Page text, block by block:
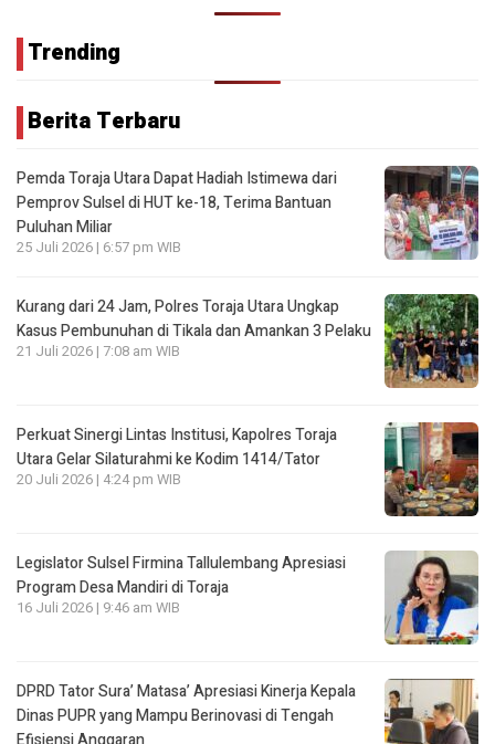
Trending
Berita Terbaru
Pemda Toraja Utara Dapat Hadiah Istimewa dari
Pemprov Sulsel di HUT ke-18, Terima Bantuan
Puluhan Miliar
25 Juli 2026 | 6:57 pm WIB
Kurang dari 24 Jam, Polres Toraja Utara Ungkap
Kasus Pembunuhan di Tikala dan Amankan 3 Pelaku
21 Juli 2026 | 7:08 am WIB
Perkuat Sinergi Lintas Institusi, Kapolres Toraja
Utara Gelar Silaturahmi ke Kodim 1414/Tator
20 Juli 2026 | 4:24 pm WIB
Legislator Sulsel Firmina Tallulembang Apresiasi
Program Desa Mandiri di Toraja
16 Juli 2026 | 9:46 am WIB
DPRD Tator Sura’ Matasa’ Apresiasi Kinerja Kepala
Dinas PUPR yang Mampu Berinovasi di Tengah